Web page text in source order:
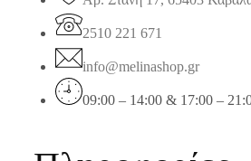
2510 221 671
info@melinashop.gr
09:00 – 14:00 & 17:00 –